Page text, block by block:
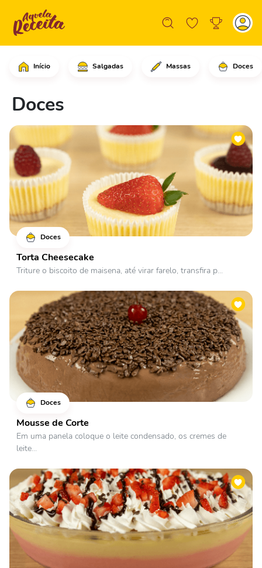
Início Salgadas Massas Doces
Doces
Doces
Torta Cheesecake
Triture o biscoito de maisena, até virar farelo, transfira p...
Doces
Mousse de Corte
Em uma panela coloque o leite condensado, os cremes de
leite...